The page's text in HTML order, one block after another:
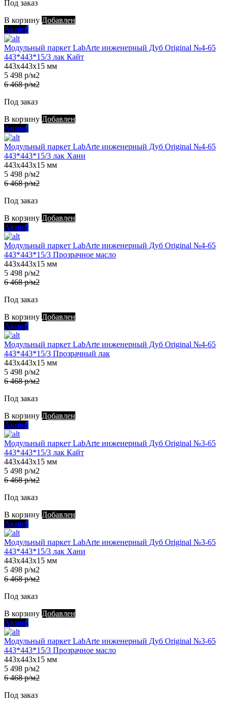
Под заказ
В корзину Добавлен
Акция
Модульный паркет LabArte инженерный Дуб Original №4-65
443*443*15/3 лак Кайт
443х443х15 мм
5 498 р/м2
6 468 р/м2
Под заказ
В корзину Добавлен
Акция
Модульный паркет LabArte инженерный Дуб Original №4-65
443*443*15/3 лак Хани
443х443х15 мм
5 498 р/м2
6 468 р/м2
Под заказ
В корзину Добавлен
Акция
Модульный паркет LabArte инженерный Дуб Original №4-65
443*443*15/3 Прозрачное масло
443х443х15 мм
5 498 р/м2
6 468 р/м2
Под заказ
В корзину Добавлен
Акция
Модульный паркет LabArte инженерный Дуб Original №4-65
443*443*15/3 Прозрачный лак
443х443х15 мм
5 498 р/м2
6 468 р/м2
Под заказ
В корзину Добавлен
Акция
Модульный паркет LabArte инженерный Дуб Original №3-65
443*443*15/3 лак Кайт
443х443х15 мм
5 498 р/м2
6 468 р/м2
Под заказ
В корзину Добавлен
Акция
Модульный паркет LabArte инженерный Дуб Original №3-65
443*443*15/3 лак Хани
443х443х15 мм
5 498 р/м2
6 468 р/м2
Под заказ
В корзину Добавлен
Акция
Модульный паркет LabArte инженерный Дуб Original №3-65
443*443*15/3 Прозрачное масло
443х443х15 мм
5 498 р/м2
6 468 р/м2
Под заказ